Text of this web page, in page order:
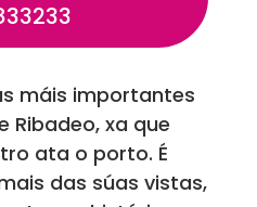
máis importantes
Ribadeo, xa que
ata o porto. É
das súas vistas,